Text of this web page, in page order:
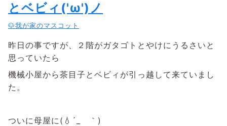
とベビィ('ω')ノ
🐶我が家のマスコット
昨日の事ですが、２階がガタゴトとやけにうるさいと
思っていたら
機械小屋から茶目子とベビィが引っ越して来ていまし
た。
ついに母屋に(💧´_ゝ｀)